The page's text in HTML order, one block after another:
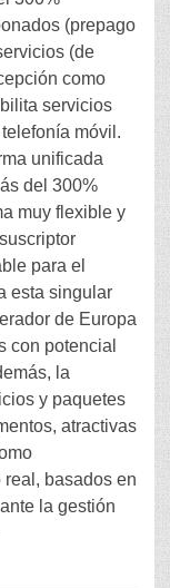
(prepago
(de
como
servicios
móvil.
unificada
del 300%
muy flexible y
para el
esta singular
de Europa
con potencial
la
y paquetes
atractivas
basados en
la gestión